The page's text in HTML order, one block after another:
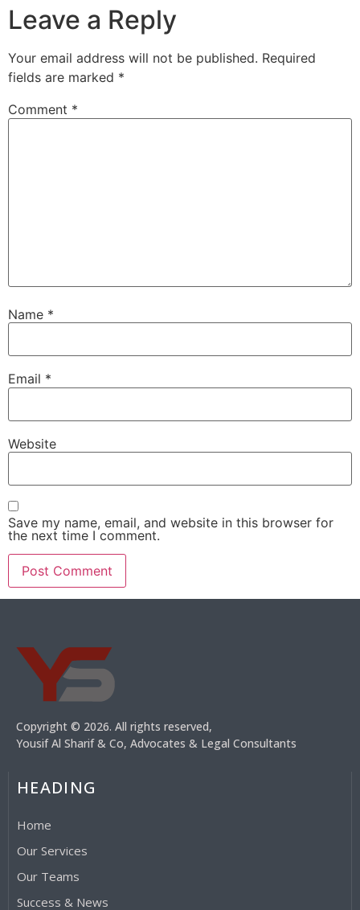
Leave a Reply
Your email address will not be published. Required
fields are marked *
Comment *
Name *
Email *
Website
Save my name, email, and website in this browser for
the next time I comment.
Copyright © 2026. All rights reserved,
Yousif Al Sharif & Co, Advocates & Legal Consultants
HEADING
Home
Our Services
Our Teams
Success & News